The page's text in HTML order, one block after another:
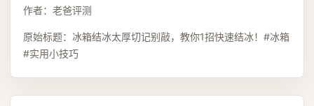
作者： 老爸评测
原始标题： 冰箱结冰太厚切记别敲，教你1招快速结冰！#冰箱
#实用小技巧